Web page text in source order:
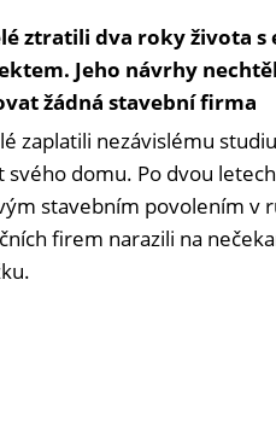
ztratili dva roky života s
Jeho návrhy
žádná stavební firma
zaplatili nezávislému
svého domu. Po dvou
stavebním povolením v
firem narazili na